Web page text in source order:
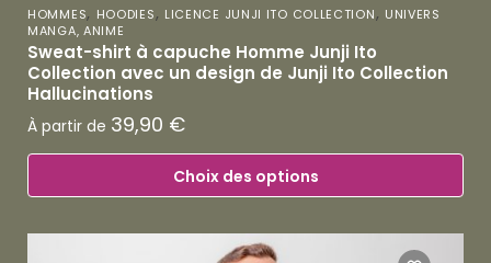
HOMMES, HOODIES, LICENCE JUNJI ITO COLLECTION, UNIVERS
MANGA, ANIME
Sweat-shirt à capuche Homme Junji Ito
Collection avec un design de Junji Ito Collection
Hallucinations
À partir de 39,90 €
Choix des options